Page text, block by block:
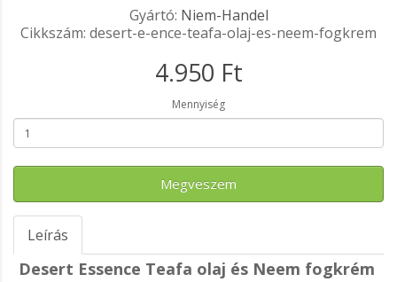
Gyártó: Niem-Handel
Cikkszám: desert-e-ence-teafa-olaj-es-neem-fogkrem
4.950 Ft
Mennyiség
Megveszem
Leírás
Desert Essence Teafa olaj és Neem fogkrém